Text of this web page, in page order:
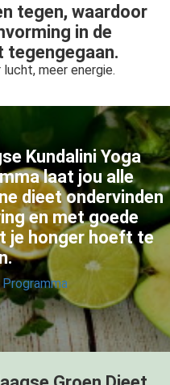
tegen, waardoor
in de
tegengegaan.
meer energie.
Kundalini Yoga
laat jou alle
dieet ondervinden
en met goede
je honger hoeft te